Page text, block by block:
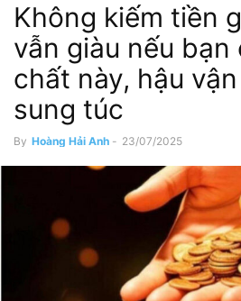
Không kiếm tiền
vẫn giàu nếu bạn
chất này, hậu
sung túc
By Hoàng Hải Anh - 23/07/2025